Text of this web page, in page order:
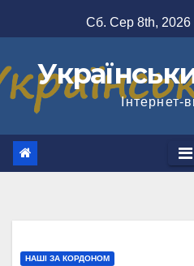
до
Сб. Сер 8th, 2026
Інтернет-
НАШІ ЗА КОРДОНОМ